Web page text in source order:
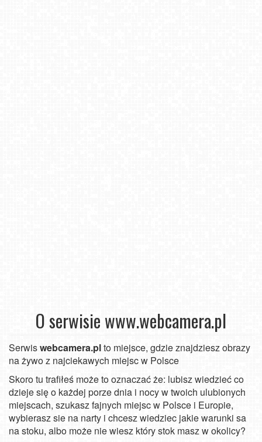
O serwisie www.webcamera.pl
Serwiswebcamera.plto miejsce, gdzie znajdziesz obrazy
na żywo z najciekawych miejsc w Polsce
Skoro tu trafiłeś może to oznaczać że: lubisz wiedzieć co
dzieje się o każdej porze dnia i nocy w twoich ulubionych
miejscach, szukasz fajnych miejsc w Polsce i Europie,
wybierasz sie na narty i chcesz wiedziec jakie warunki sa
na stoku, albo może nie wiesz który stok masz w okolicy?